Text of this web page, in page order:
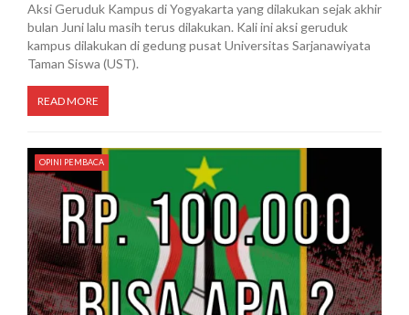
Aksi Geruduk Kampus di Yogyakarta yang dilakukan sejak akhir
bulan Juni lalu masih terus dilakukan. Kali ini aksi geruduk
kampus dilakukan di gedung pusat Universitas Sarjanawiyata
Taman Siswa (UST).
READ MORE
OPINI PEMBACA